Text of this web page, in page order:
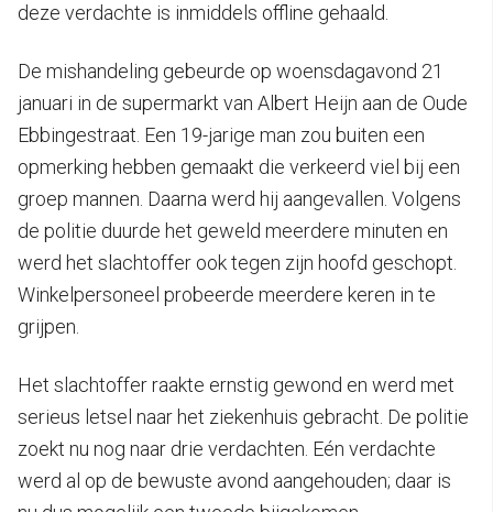
deze verdachte is inmiddels offline gehaald.
De mishandeling gebeurde op woensdagavond 21
januari in de supermarkt van Albert Heijn aan de Oude
Ebbingestraat. Een 19-jarige man zou buiten een
opmerking hebben gemaakt die verkeerd viel bij een
groep mannen. Daarna werd hij aangevallen. Volgens
de politie duurde het geweld meerdere minuten en
werd het slachtoffer ook tegen zijn hoofd geschopt.
Winkelpersoneel probeerde meerdere keren in te
grijpen.
Het slachtoffer raakte ernstig gewond en werd met
serieus letsel naar het ziekenhuis gebracht. De politie
zoekt nu nog naar drie verdachten. Eén verdachte
werd al op de bewuste avond aangehouden; daar is